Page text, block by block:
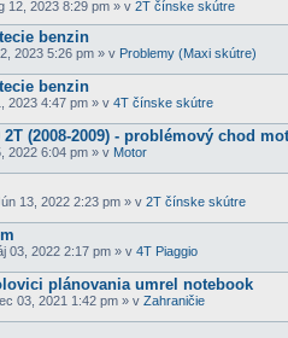
12, 2023 8:29 pm » v 2T čínske skútre
benzin
2023 5:26 pm » v Problemy (Maxi skútre)
benzin
2023 4:47 pm » v 4T čínske skútre
(2008-2009) - problémový chod
2022 6:04 pm » v Motor
13, 2022 2:23 pm » v 2T čínske skútre
03, 2022 2:17 pm » v 4T Piaggio
plánovania umrel notebook
03, 2021 1:42 pm » v Zahraničie